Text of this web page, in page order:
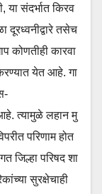
संदर्भात किरव
तसेच
कोणतीही कारवा
येत आहे. गा
त्यामुळे लहान मु
परिणाम होत
जिल्हा परिषद शा
सुरक्षेचाही